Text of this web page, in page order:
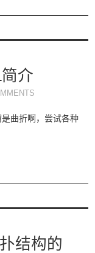
介
是曲折啊，尝试各种
结构的